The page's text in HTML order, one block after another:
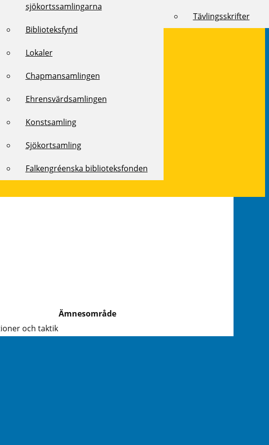
sjökortssamlingarna
Biblioteksfynd
Lokaler
Chapmansamlingen
Ehrensvärdsamlingen
Konstsamling
Sjökortsamling
Falkengréenska biblioteksfonden
Tävlingsskrifter
Ämnesområde
och taktik